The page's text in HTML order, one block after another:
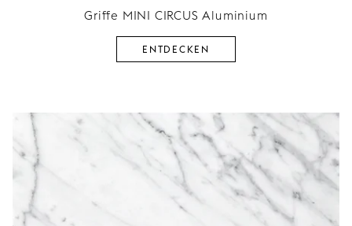
Griffe MINI CIRCUS Aluminium
ENTDECKEN